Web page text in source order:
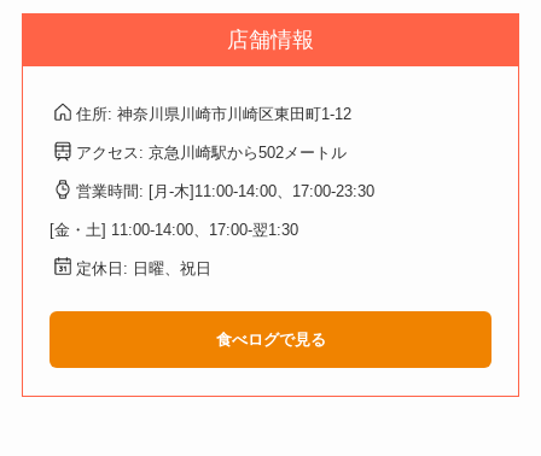
店舗情報
住所: 神奈川県川崎市川崎区東田町1-12
アクセス: 京急川崎駅から502メートル
営業時間: [月-木]11:00-14:00、17:00-23:30
[金・土] 11:00-14:00、17:00-翌1:30
定休日: 日曜、祝日
食べログで見る